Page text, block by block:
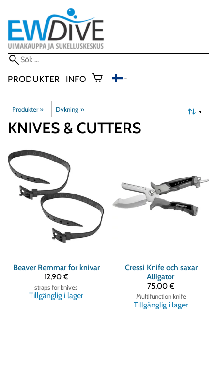
PRODUKTER INFO
Produkter‪» Dykning ‪» ▼
KNIVES & CUTTERS
Beaver Remmar for knivar
12,90 €
straps for knives
Tillgänglig i lager
Cressi Knife och saxar
Alligator
75,00 €
Multifunction knife
Tillgänglig i lager